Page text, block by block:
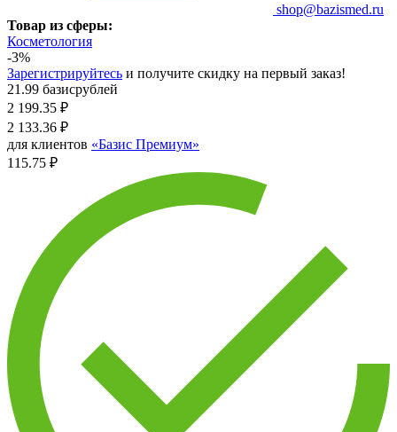
shop@bazismed.ru
Товар из сферы:
Косметология
-3%
Зарегистрируйтесь и получите скидку на первый заказ!
21.99 базисрублей
2 199.35 ₽
2 133.36 ₽
для клиентов «Базис Премиум»
115.75 ₽